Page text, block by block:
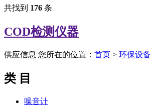
共找到 176 条
COD检测仪器
供应信息 您所在的位置： 首页 > 环保设备
类 目
噪音计